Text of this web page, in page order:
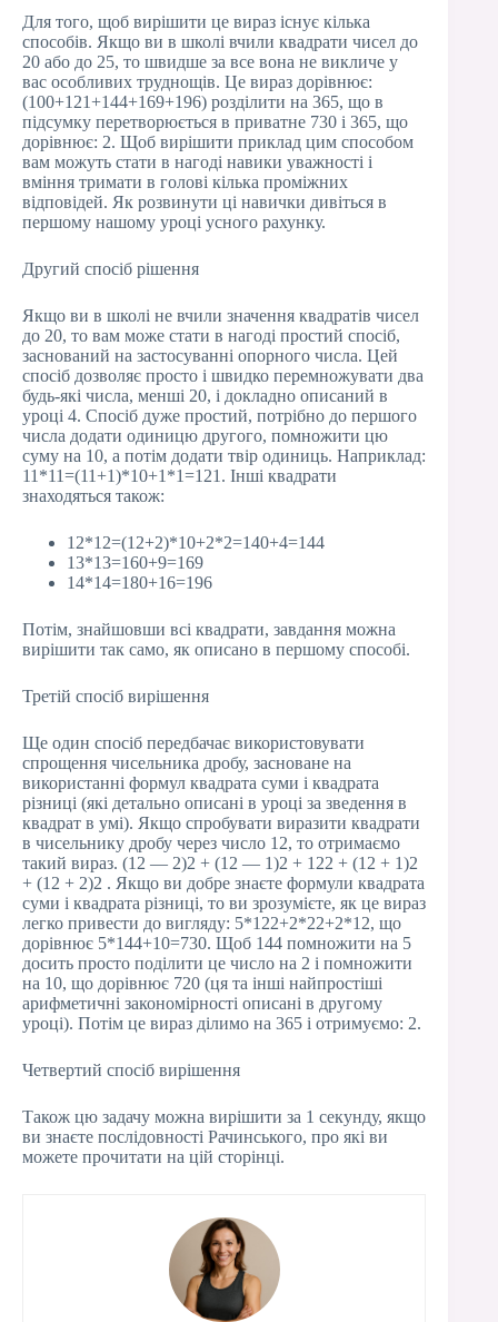
Для того, щоб вирішити це вираз існує кілька
способів. Якщо ви в школі вчили квадрати чисел до
20 або до 25, то швидше за все вона не викличе у
вас особливих труднощів. Це вираз дорівнює:
(100+121+144+169+196) розділити на 365, що в
підсумку перетворюється в приватне 730 і 365, що
дорівнює: 2. Щоб вирішити приклад цим способом
вам можуть стати в нагоді навики уважності і
вміння тримати в голові кілька проміжних
відповідей. Як розвинути ці навички дивіться в
першому нашому уроці усного рахунку.
Другий спосіб рішення
Якщо ви в школі не вчили значення квадратів чисел
до 20, то вам може стати в нагоді простий спосіб,
заснований на застосуванні опорного числа. Цей
спосіб дозволяє просто і швидко перемножувати два
будь-які числа, менші 20, і докладно описаний в
уроці 4. Спосіб дуже простий, потрібно до першого
числа додати одиницю другого, помножити цю
суму на 10, а потім додати твір одиниць. Наприклад:
11*11=(11+1)*10+1*1=121. Інші квадрати
знаходяться також:
12*12=(12+2)*10+2*2=140+4=144
13*13=160+9=169
14*14=180+16=196
Потім, знайшовши всі квадрати, завдання можна
вирішити так само, як описано в першому способі.
Третій спосіб вирішення
Ще один спосіб передбачає використовувати
спрощення чисельника дробу, засноване на
використанні формул квадрата суми і квадрата
різниці (які детально описані в уроці за зведення в
квадрат в умі). Якщо спробувати виразити квадрати
в чисельнику дробу через число 12, то отримаємо
такий вираз. (12 — 2)2 + (12 — 1)2 + 122 + (12 + 1)2
+ (12 + 2)2 . Якщо ви добре знаєте формули квадрата
суми і квадрата різниці, то ви зрозумієте, як це вираз
легко привести до вигляду: 5*122+2*22+2*12, що
дорівнює 5*144+10=730. Щоб 144 помножити на 5
досить просто поділити це число на 2 і помножити
на 10, що дорівнює 720 (ця та інші найпростіші
арифметичні закономірності описані в другому
уроці). Потім це вираз ділимо на 365 і отримуємо: 2.
Четвертий спосіб вирішення
Також цю задачу можна вирішити за 1 секунду, якщо
ви знаєте послідовності Рачинського, про які ви
можете прочитати на цій сторінці.